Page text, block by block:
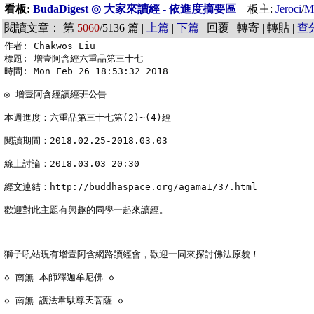
看板: BudaDigest ◎ 大家來讀經 - 依進度摘要區 板主: Jeroci/
閱讀文章： 第 5060/5136 篇 | 上篇 | 下篇 | 回覆 | 轉寄 | 轉貼 | 查
作者: Chakwos Liu
標題: 增壹阿含經六重品第三十七
時間: Mon Feb 26 18:53:32 2018
◎ 增壹阿含經讀經班公告
本週進度：六重品第三十七第(2)~(4)經
閱讀期間：2018.02.25-2018.03.03
線上討論：2018.03.03 20:30
經文連結：http://buddhaspace.org/agama1/37.html
歡迎對此主題有興趣的同學一起來讀經。
--
獅子吼站現有增壹阿含網路讀經會，歡迎一同來探討佛法原貌！
◇ 南無 本師釋迦牟尼佛 ◇
◇ 南無 護法韋馱尊天菩薩 ◇